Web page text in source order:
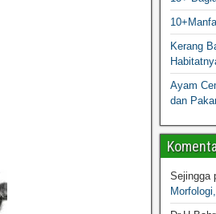
Kerang
Ayam
dan
Sejingga